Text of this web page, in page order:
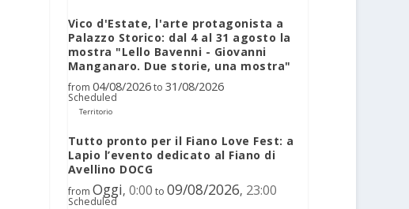
Vico d'Estate, l'arte protagonista a
Palazzo Storico: dal 4 al 31 agosto la
mostra "Lello Bavenni - Giovanni
Manganaro. Due storie, una mostra"
from 04/08/2026to 31/08/2026
Scheduled
Territorio
Tutto pronto per il Fiano Love Fest: a
Lapio l’evento dedicato al Fiano di
Avellino DOCG
from Oggi, 0:00 to 09/08/2026, 23:00
Scheduled